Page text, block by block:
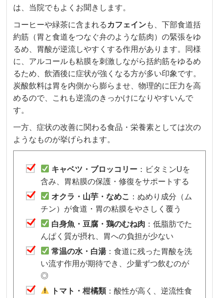
は、当院でもよくお聞きします。
コーヒーや緑茶に含まれる カフェインも、下部食道括
約筋（胃と食道をつなぐ弁のような筋肉）の緊張をゆ
るめ、胃酸が逆流しやすくする作用があります。同様
に、アルコールも粘膜を刺激しながら括約筋をゆるめ
るため、飲酒後に症状が強くなる方が多い印象です。
炭酸飲料は胃を内側から膨らませ、物理的に圧力を高
めるので、これも逆流のきっかけになりやすいんで
す。
一方、症状の改善に関わる食品・栄養素としては次の
ようなものが挙げられます。
キャベツ・ブロッコリー ：ビタミンUを
含み、胃粘膜の保護・修復をサポートする
オクラ・山芋・なめこ
：ぬめり成分（ム
チン）が食道・胃の粘膜をやさしく覆う
白身魚・豆腐・鶏のむね肉 ：低脂肪でた
んぱく質が摂れ、胃への負担が少ない
常温の水・白湯：食道に残った胃酸を洗
い流す作用が期待でき、少量ずつ飲むのが
◎
トマト・柑橘類：酸性が高く、逆流性食